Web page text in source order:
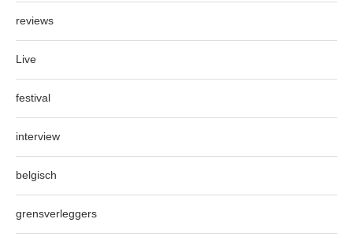
reviews
Live
festival
interview
belgisch
grensverleggers